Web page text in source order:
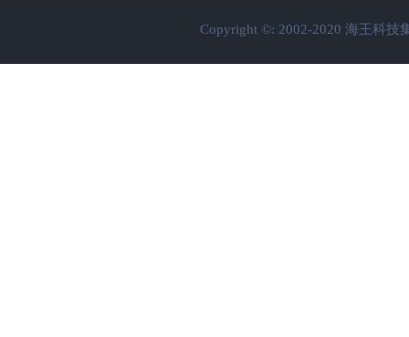
Copyright ©: 2002-2020 海王科技